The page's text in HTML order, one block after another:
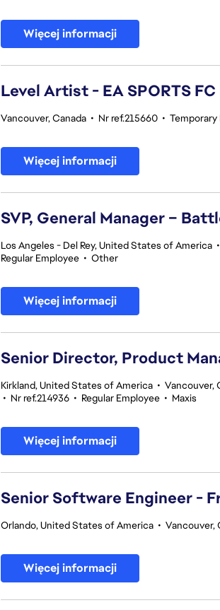
Więcej informacji
Level Artist - EA SPORTS FC
Vancouver, Canada • Nr ref.215660 • Temporary
Więcej informacji
SVP, General Manager –
Los Angeles - Del Rey, United States of America •
Regular Employee • Other
Więcej informacji
Senior Director, Product
Kirkland, United States of America • Vancouver,
• Nr ref.214936 • Regular Employee • Maxis
Więcej informacji
Senior Software Engineer -
Orlando, United States of America • Vancouver,
Więcej informacji